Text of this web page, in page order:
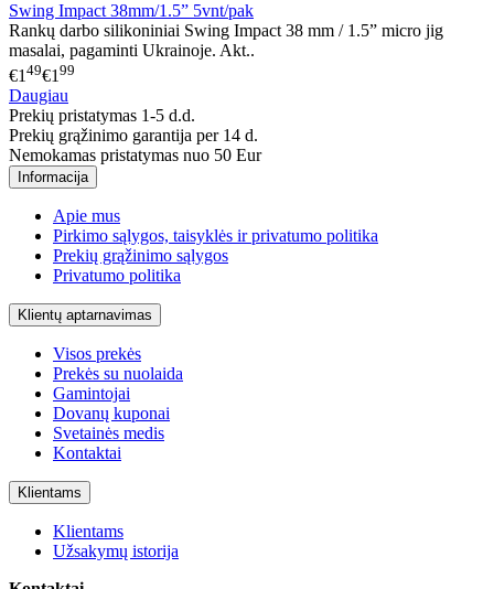
Swing Impact 38mm/1.5” 5vnt/pak
Rankų darbo silikoniniai Swing Impact 38 mm / 1.5” micro jig
masalai, pagaminti Ukrainoje. Akt..
€1 49€1 99
Daugiau
Prekių pristatymas 1-5 d.d.
Prekių grąžinimo garantija per 14 d.
Nemokamas pristatymas nuo 50 Eur
Informacija
Apie mus
Pirkimo sąlygos, taisyklės ir privatumo politika
Prekių grąžinimo sąlygos
Privatumo politika
Klientų aptarnavimas
Visos prekės
Prekės su nuolaida
Gamintojai
Dovanų kuponai
Svetainės medis
Kontaktai
Klientams
Klientams
Užsakymų istorija